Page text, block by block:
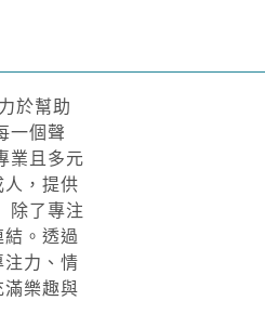
於幫助
一個聲
業且多元
人，提供
除了專注
。透過
注力、情
滿樂趣與